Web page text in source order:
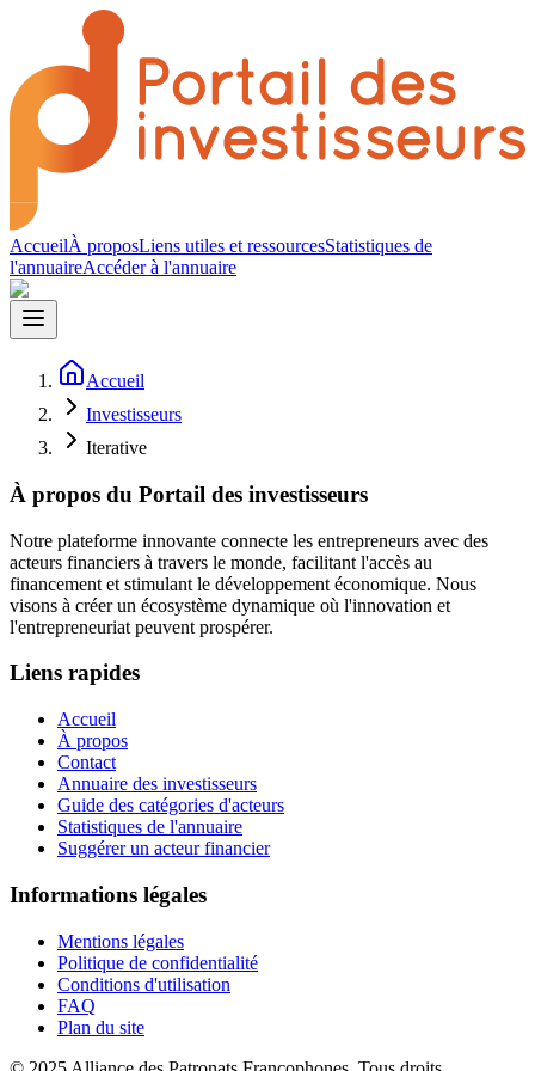
AccueilÀ proposLiens utiles et ressourcesStatistiques de
l'annuaireAccéder à l'annuaire
Accueil
Investisseurs
Iterative
À propos du Portail des investisseurs
Notre plateforme innovante connecte les entrepreneurs avec des
acteurs financiers à travers le monde, facilitant l'accès au
financement et stimulant le développement économique. Nous
visons à créer un écosystème dynamique où l'innovation et
l'entrepreneuriat peuvent prospérer.
Liens rapides
Accueil
À propos
Contact
Annuaire des investisseurs
Guide des catégories d'acteurs
Statistiques de l'annuaire
Suggérer un acteur financier
Informations légales
Mentions légales
Politique de confidentialité
Conditions d'utilisation
FAQ
Plan du site